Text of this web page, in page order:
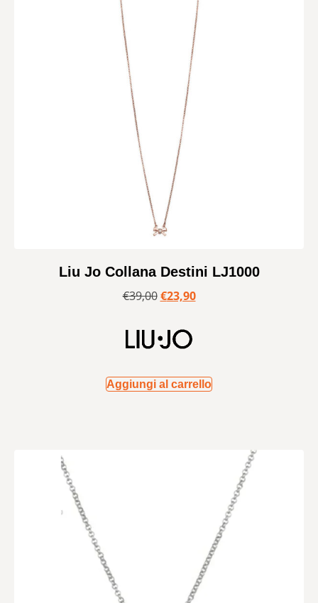
Liu Jo Collana Destini LJ1000
€39,00 €23,90
Aggiungi al carrello